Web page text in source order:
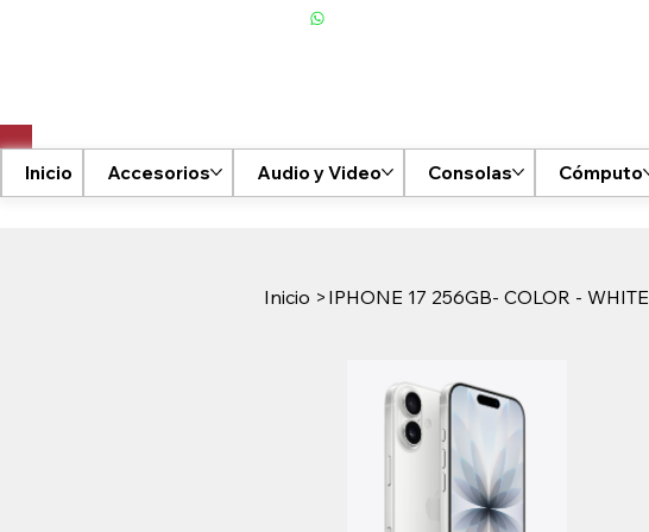
Inicio Accesorios Audio y Video Consolas Cómputo
Inicio > IPHONE 17 256GB- COLOR - WHITE